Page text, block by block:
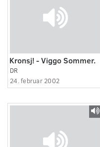
Kronsj! - Viggo Sommer.
DR
24. februar 2002